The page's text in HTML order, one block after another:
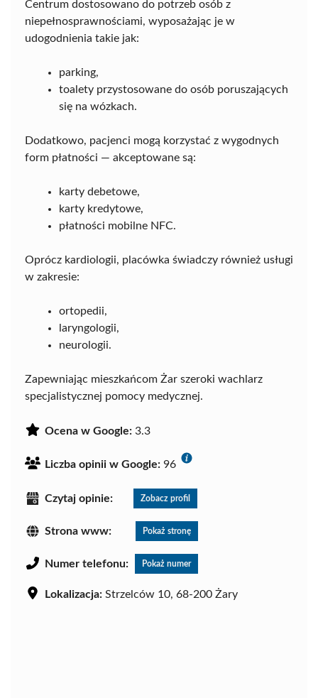
Centrum dostosowano do potrzeb osób z
niepełnosprawnościami, wyposażając je w
udogodnienia takie jak:
parking,
toalety przystosowane do osób poruszających
się na wózkach.
Dodatkowo, pacjenci mogą korzystać z wygodnych
form płatności — akceptowane są:
karty debetowe,
karty kredytowe,
płatności mobilne NFC.
Oprócz kardiologii, placówka świadczy również usługi
w zakresie:
ortopedii,
laryngologii,
neurologii.
Zapewniając mieszkańcom Żar szeroki wachlarz
specjalistycznej pomocy medycznej.
Ocena w Google: 3.3
Liczba opinii w Google: 96
Czytaj opinie: Zobacz profil
Strona www: Pokaż stronę
Numer telefonu: Pokaż numer
Lokalizacja: Strzelców 10, 68-200 Żary